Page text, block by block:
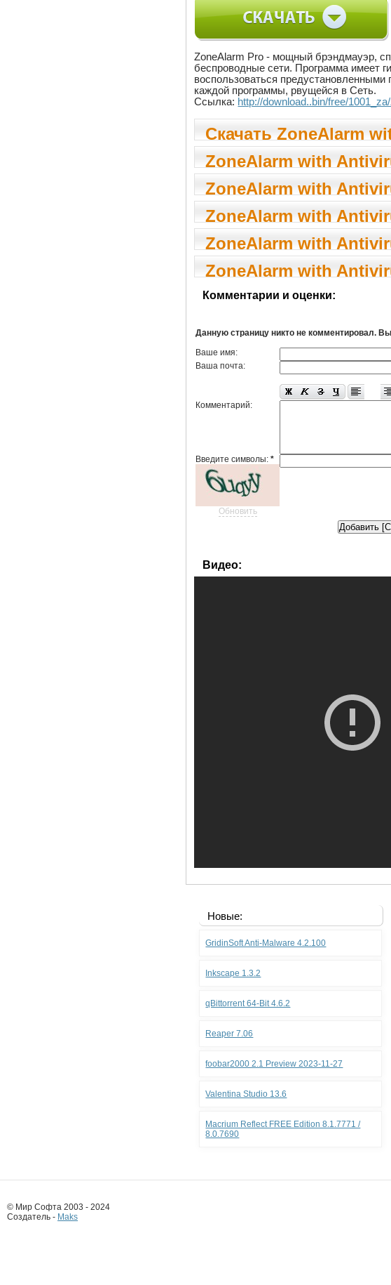
ZoneAlarm Pro - мощный брэндмауэр,
беспроводные сети. Программа имеет
воспользоваться
каждой программы, рвущейся в Сеть.
Ссылка: http://download..bin/free/
Скачать ZoneAlarm
ZoneAlarm with
ZoneAlarm with
ZoneAlarm with
ZoneAlarm with
ZoneAlarm with
Комментарии и оценки:
Данную страницу никто не комментировал.
Ваше имя:
Ваша почта:
Комментарий:
Введите символы:*
Обновить
Видео:
Новые:
GridinSoft Anti-Malware 4.2.100
Inkscape 1.3.2
qBittorrent 64-Bit 4.6.2
Reaper 7.06
foobar2000 2.1 Preview 2023-11-27
Valentina Studio 13.6
Macrium Reflect FREE Edition 8.1.7771 /
8.0.7690
© Мир Софта 2003 - 2024
Создатель - Maks